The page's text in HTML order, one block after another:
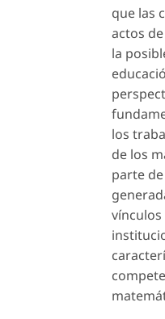
que las
actos
la
los
de los
parte